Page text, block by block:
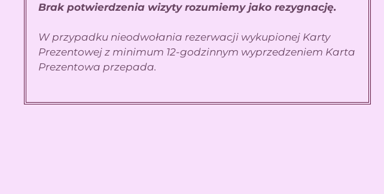
Brak potwierdzenia wizyty rozumiemy jako rezygnację.
W przypadku nieodwołania rezerwacji wykupionej Karty
Prezentowej z minimum 12-godzinnym wyprzedzeniem Karta
Prezentowa przepada.